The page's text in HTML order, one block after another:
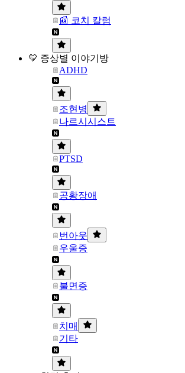
📰 코치 칼럼
💛 증상별 이야기방
ADHD
조현병
나르시시스트
PTSD
공황장애
번아웃
우울증
불면증
치매
기타